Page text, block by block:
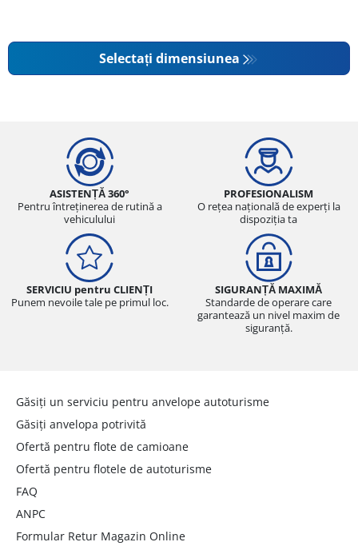
Selectați dimensiunea
ASISTENȚĂ 360°
Pentru întreținerea de rutină a
vehiculului
PROFESIONALISM
O rețea națională de experți la
dispoziția ta
SERVICIU pentru CLIENȚI
Punem nevoile tale pe primul loc.
SIGURANȚĂ MAXIMĂ
Standarde de operare care
garantează un nivel maxim de
siguranță.
Găsiți un serviciu pentru anvelope autoturisme
Găsiți anvelopa potrivită
Ofertă pentru flote de camioane
Ofertă pentru flotele de autoturisme
FAQ
ANPC
Formular Retur Magazin Online